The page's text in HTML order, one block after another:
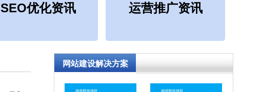
SEO优化资讯 运营推广资讯
网站建设解决方案